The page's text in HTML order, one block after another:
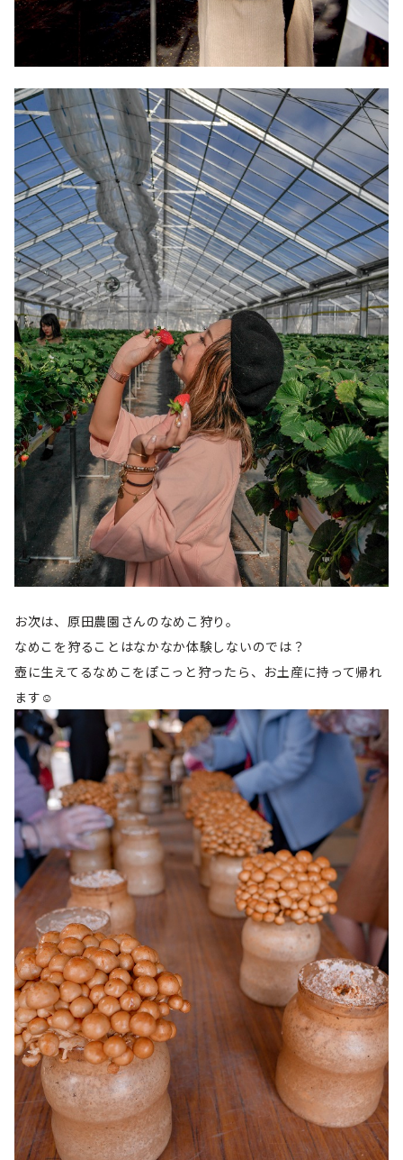
お次は、原田農園さんのなめこ狩り。
なめこを狩ることはなかなか体験しないのでは？
壺に生えてるなめこをぽこっと狩ったら、お土産に持って帰れ
ます☺︎